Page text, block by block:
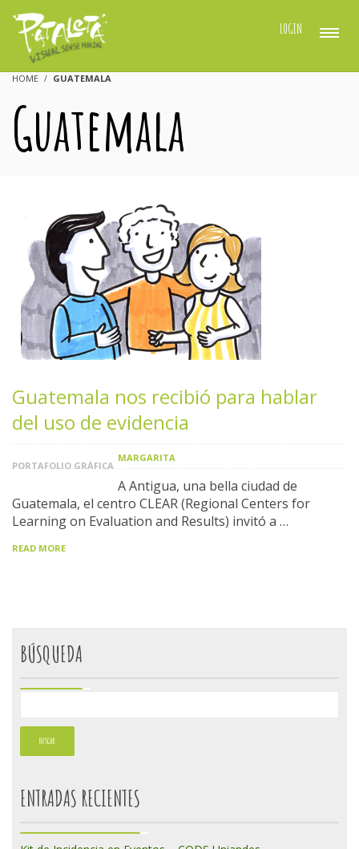
LOGIN
HOME GUATEMALA
Guatemala
Guatemala nos recibió para hablar
del uso de evidencia
PORTAFOLIO GRÁFICA
MARGARITA
A Antigua, una bella ciudad de
Guatemala, el centro CLEAR (Regional Centers for
Learning on Evaluation and Results) invitó a …
READ MORE
BÚSQUEDA
ENTRADAS RECIENTES